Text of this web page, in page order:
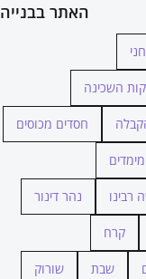
האתר בבנייה
השכינה
חסדים מכוסים
מימדים
רבינו נהר דינור
קרח
שבת שורוק